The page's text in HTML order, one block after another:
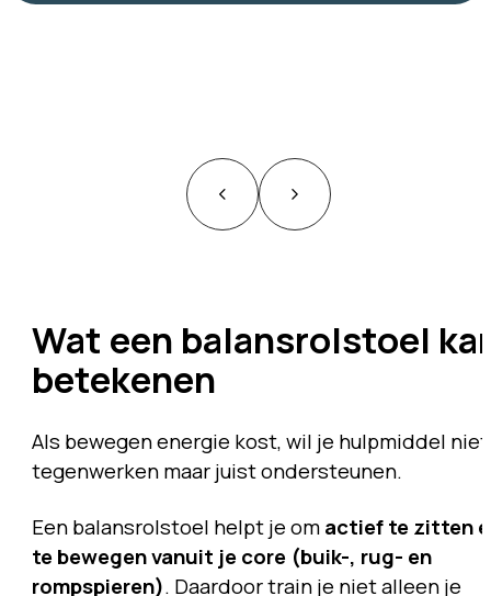
Wat een balansrolstoel
betekenen
Als bewegen energie kost, wil je hulpmiddel niet
tegenwerken maar juist ondersteunen.
Een balansrolstoel helpt je omactief te zitten
te bewegen vanuit je core (buik-, rug- en
rompspieren). Daardoor train je niet alleen je